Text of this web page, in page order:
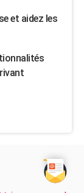
et aidez les